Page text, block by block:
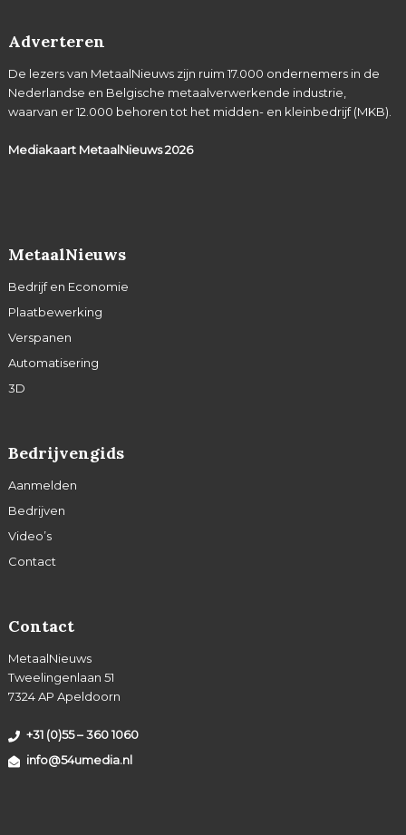
Adverteren
De lezers van MetaalNieuws zijn ruim 17.000 ondernemers in de
Nederlandse en Belgische metaalverwerkende industrie,
waarvan er 12.000 behoren tot het midden- en kleinbedrijf (MKB).
Mediakaart MetaalNieuws2026
MetaalNieuws
Bedrijf en Economie
Plaatbewerking
Verspanen
Automatisering
3D
Bedrijvengids
Aanmelden
Bedrijven
Video’s
Contact
Contact
MetaalNieuws
Tweelingenlaan 51
7324 AP Apeldoorn
+31 (0)55 – 360 1060
info@54umedia.nl